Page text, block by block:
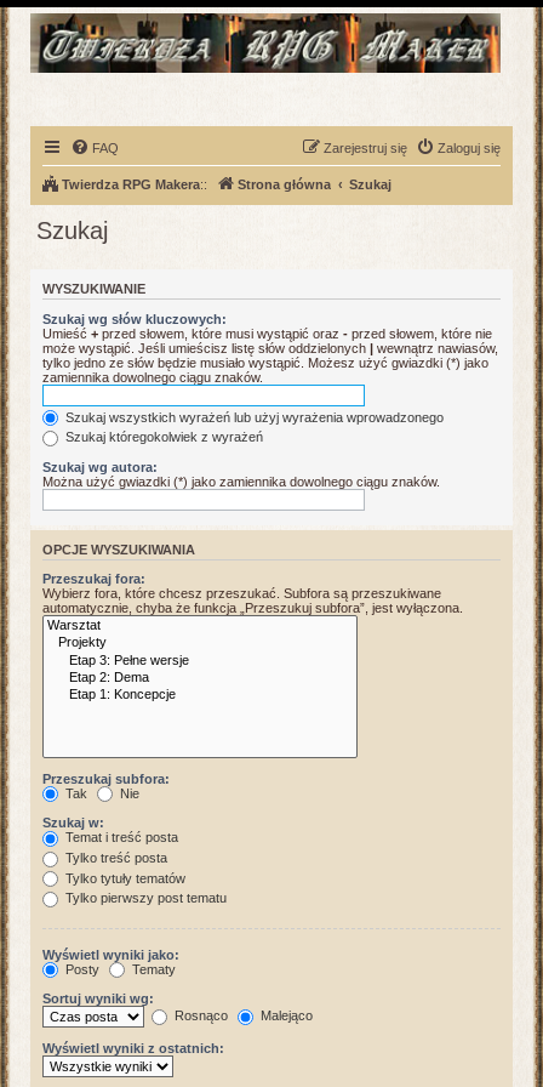
FAQ Zaloguj się
Zarejestruj się
Twierdza RPG Makera:: Strona główna Szukaj
Szukaj
WYSZUKIWANIE
Szukaj wg słów kluczowych:
Umieść + przed słowem, które musi wystąpić oraz - przed słowem, które nie
może wystąpić. Jeśli umieścisz listę słów oddzielonych | wewnątrz nawiasów,
tylko jedno ze słów będzie musiało wystąpić. Możesz użyć gwiazdki (*) jako
zamiennika dowolnego ciągu znaków.
Szukaj wszystkich wyrażeń lub użyj wyrażenia wprowadzonego
Szukaj któregokolwiek z wyrażeń
Szukaj wg autora:
Można użyć gwiazdki (*) jako zamiennika dowolnego ciągu znaków.
OPCJE WYSZUKIWANIA
Przeszukaj fora:
Wybierz fora, które chcesz przeszukać. Subfora są przeszukiwane
automatycznie, chyba że funkcja „Przeszukuj subfora”, jest wyłączona.
Przeszukaj subfora:
Tak
Nie
Szukaj w:
Temat i treść posta
Tylko treść posta
Tylko tytuły tematów
Tylko pierwszy post tematu
Wyświetl wyniki jako:
Posty
Tematy
Sortuj wyniki wg:
Rosnąco
Malejąco
Wyświetl wyniki z ostatnich: